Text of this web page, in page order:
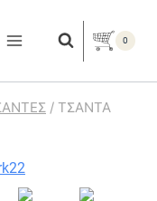
0
/ ΤΣΑΝΤΑ